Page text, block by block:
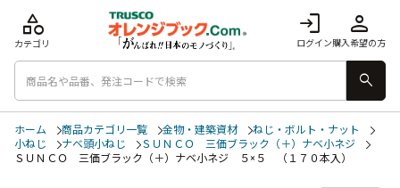
login
ログイン
person
購入希望の方
category
カテゴリ
search
ホーム 商品カテゴリ一覧 金物・建築資材
ねじ・ボルト・ナット
小ねじ
ナベ頭小ねじ
ＳＵＮＣＯ 三価ブラック（＋）ナベ小ネジ
ＳＵＮＣＯ 三価ブラック（＋）ナベ小ネジ ５×５ （１７０本入）